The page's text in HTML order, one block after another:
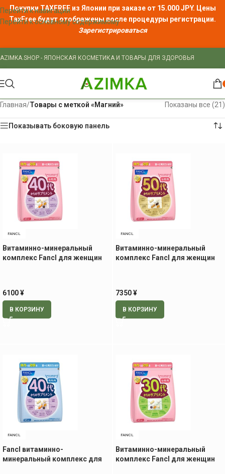
Перейти к навигации
Перейти к основному содержимому
Покупки TAXFREE из Японии при заказе от 15.000 JPY. Цены
TaxFreeбудут отображены после процедуры регистрации.
Зарегистрироваться
AZIMKA.SHOP - ЯПОНСКАЯ КОСМЕТИКА И ТОВАРЫ ДЛЯ ЗДОРОВЬЯ
Главная/Товары с меткой «Магний» Показаны все (21)
Показывать боковую панель
FANCL
Витаминно-минеральный
комплекс Fancl для женщин
6100¥
В КОРЗИНУ
FANCL
Витаминно-минеральный
комплекс Fancl для женщин
7350¥
В КОРЗИНУ
FANCL
Fancl витаминно-
минеральный комплекс для
FANCL
Витаминно-минеральный
комплекс Fancl для женщин